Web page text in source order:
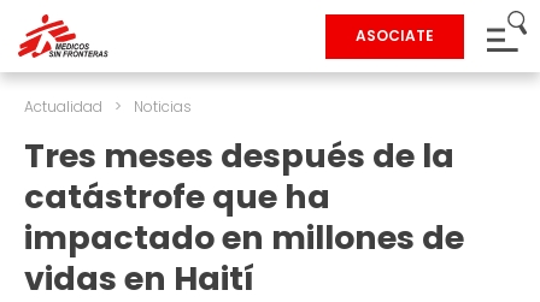
ASOCIATE
Actualidad > Noticias
Tres meses después de la
catástrofe que ha
impactado en millones de
vidas en Haití